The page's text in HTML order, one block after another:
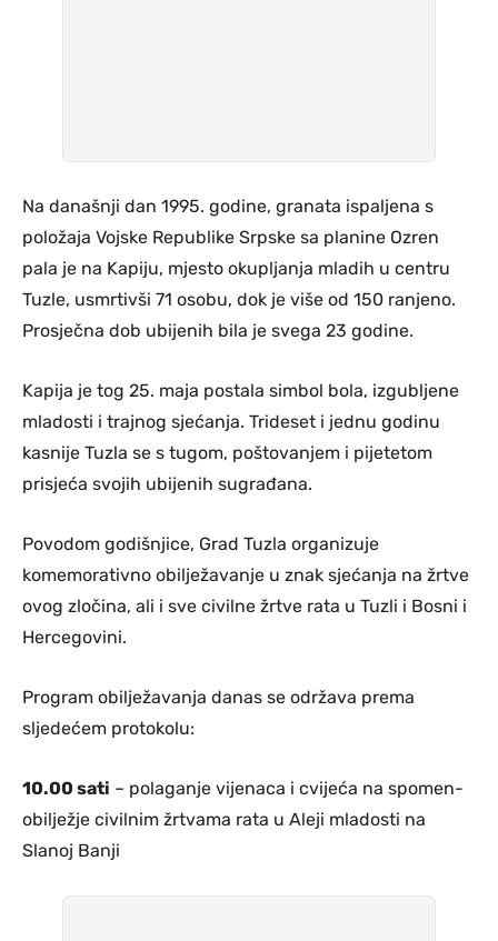
Na današnji dan 1995. godine, granata ispaljena s
položaja Vojske Republike Srpske sa planine Ozren
pala je na Kapiju, mjesto okupljanja mladih u centru
Tuzle, usmrtivši 71 osobu, dok je više od 150 ranjeno.
Prosječna dob ubijenih bila je svega 23 godine.
Kapija je tog 25. maja postala simbol bola, izgubljene
mladosti i trajnog sjećanja. Trideset i jednu godinu
kasnije Tuzla se s tugom, poštovanjem i pijetetom
prisjeća svojih ubijenih sugrađana.
Povodom godišnjice, Grad Tuzla organizuje
komemorativno obilježavanje u znak sjećanja na žrtve
ovog zločina, ali i sve civilne žrtve rata u Tuzli i Bosni i
Hercegovini.
Program obilježavanja danas se održava prema
sljedećem protokolu:
10.00 sati – polaganje vijenaca i cvijeća na spomen-
obilježje civilnim žrtvama rata u Aleji mladosti na
Slanoj Banji